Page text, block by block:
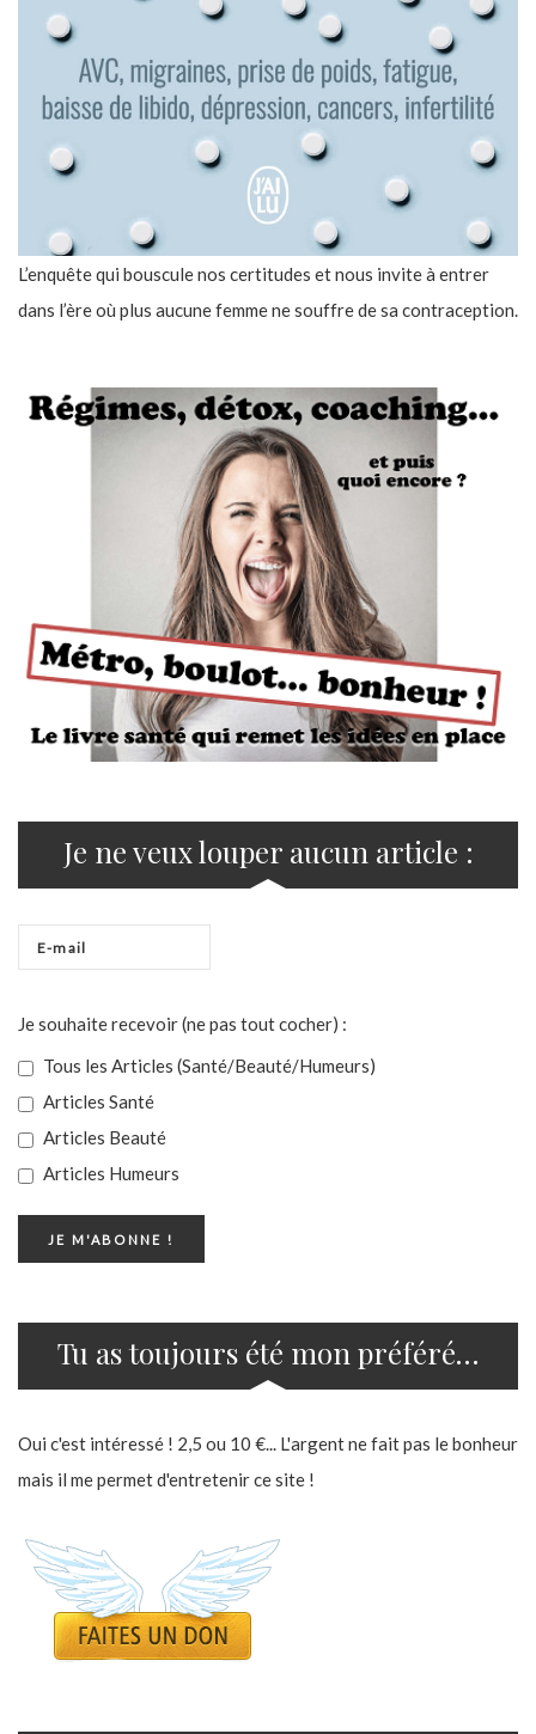
L’enquête qui bouscule nos certitudes et nous invite à entrer
dans l’ère où plus aucune femme ne souffre de sa contraception.
Je ne veux louper aucun article :
Je souhaite recevoir (ne pas tout cocher) :
Tous les Articles (Santé/Beauté/Humeurs)
Articles Santé
Articles Beauté
Articles Humeurs
Tu as toujours été mon préféré…
Oui c'est intéressé ! 2,5 ou 10 €... L'argent ne fait pas le bonheur
mais il me permet d'entretenir ce site !